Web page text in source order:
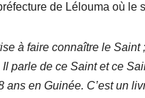
de Lélouma où
à faire connaître le Saint
Il parle de ce Saint et ce
ans en Guinée. C’est un